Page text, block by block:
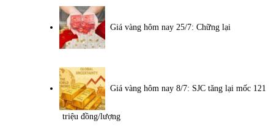
Giá vàng hôm nay 25/7: Chững lại
Giá vàng hôm nay 8/7: SJC tăng lại mốc 121
triệu đồng/lượng